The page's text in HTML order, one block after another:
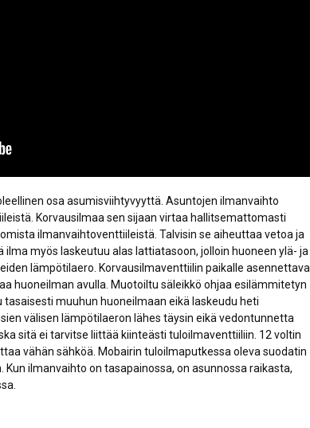
osa asumisviihtyvyyttä. Asuntojen ilmanvaihto
Korvausilmaa sen sijaan virtaa hallitsemattomasti
ilmanvaihtoventtiileistä. Talvisin se aiheuttaa vetoa ja
ilma myös laskeutuu alas lattiatasoon, jolloin huoneen ylä- ja
lämpötilaero. Korvausilmaventtiilin paikalle asennettava
huoneilman avulla. Muotoiltu säleikkö ohjaa esilämmitetyn
muuhun huoneilmaan eikä laskeudu heti
välisen lämpötilaeron lähes täysin eikä vedontunnetta
sitä ei tarvitse liittää kiinteästi tuloilmaventtiiliin. 12 voltin
vähän sähköä. Mobairin tuloilmaputkessa oleva suodatin
ilmanvaihto on tasapainossa, on asunnossa raikasta,